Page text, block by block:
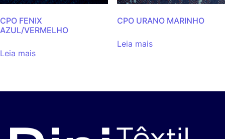
CPO FENIX
AZUL/VERMELHO
Leia mais
CPO URANO MARINHO
Leia mais